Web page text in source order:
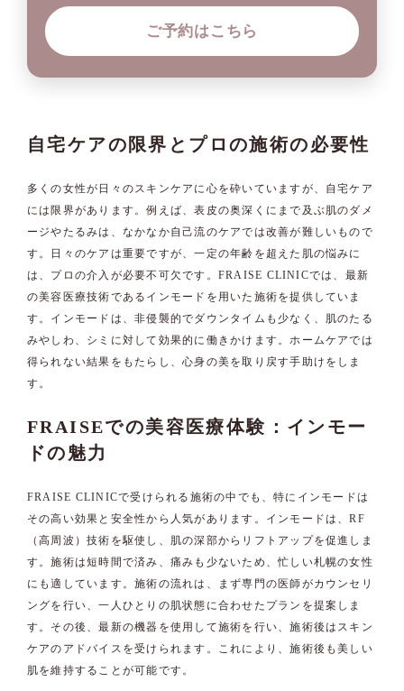
ご予約はこちら
自宅ケアの限界とプロの施術の必要性
多くの女性が日々のスキンケアに心を砕いていますが、自宅ケア
には限界があります。例えば、表皮の奥深くにまで及ぶ肌のダメ
ージやたるみは、なかなか自己流のケアでは改善が難しいもので
す。日々のケアは重要ですが、一定の年齢を超えた肌の悩みに
は、プロの介入が必要不可欠です。FRAISE CLINICでは、最新
の美容医療技術であるインモードを用いた施術を提供していま
す。インモードは、非侵襲的でダウンタイムも少なく、肌のたる
みやしわ、シミに対して効果的に働きかけます。ホームケアでは
得られない結果をもたらし、心身の美を取り戻す手助けをしま
す。
FRAISEでの美容医療体験：インモー
ドの魅力
FRAISE CLINICで受けられる施術の中でも、特にインモードは
その高い効果と安全性から人気があります。インモードは、RF
（高周波）技術を駆使し、肌の深部からリフトアップを促進しま
す。施術は短時間で済み、痛みも少ないため、忙しい札幌の女性
にも適しています。施術の流れは、まず専門の医師がカウンセリ
ングを行い、一人ひとりの肌状態に合わせたプランを提案しま
す。その後、最新の機器を使用して施術を行い、施術後はスキン
ケアのアドバイスを受けられます。これにより、施術後も美しい
肌を維持することが可能です。